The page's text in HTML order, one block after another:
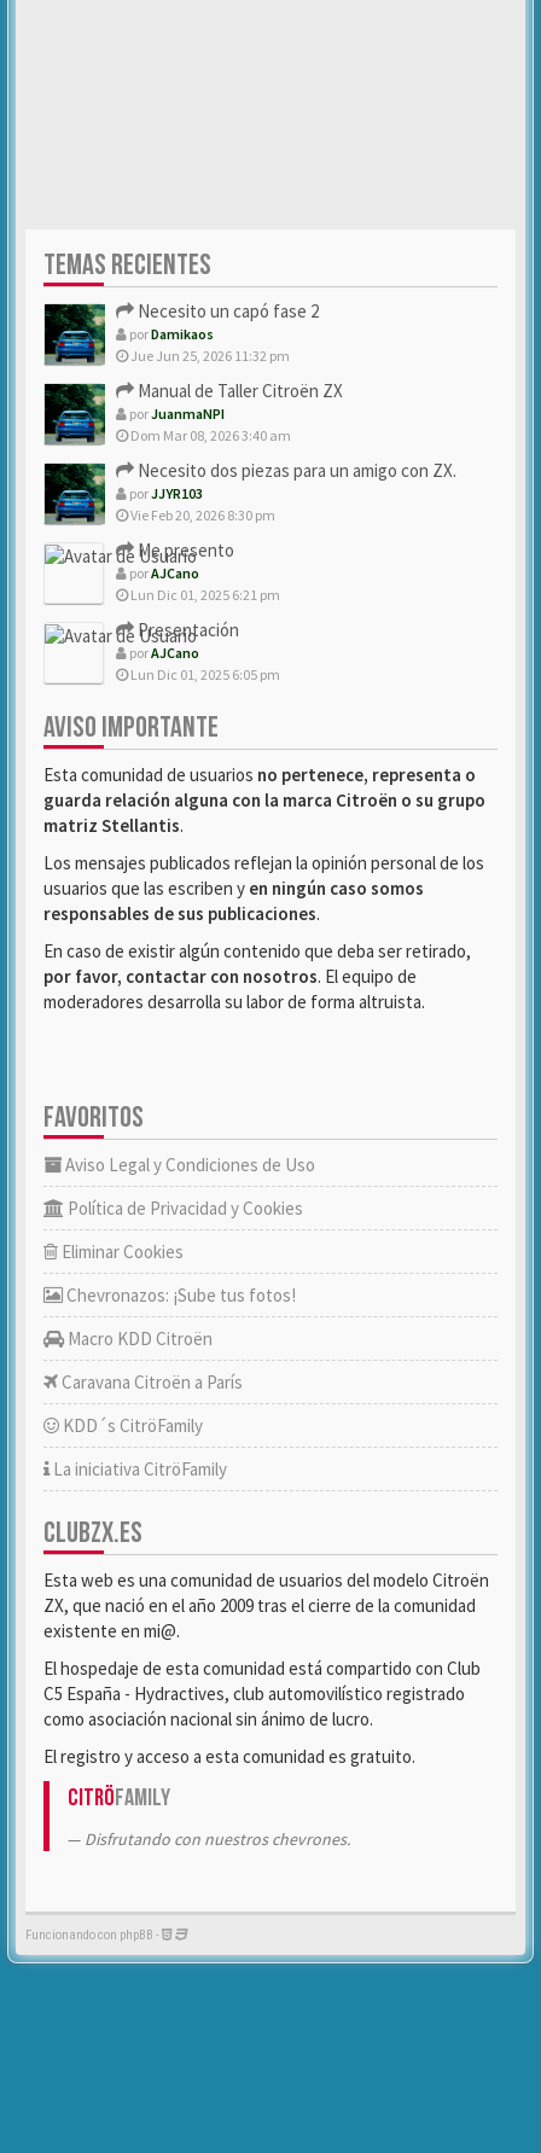
TEMAS RECIENTES
Necesito un capó fase 2
porDamikaos
Jue Jun 25, 2026 11:32 pm
Manual de Taller Citroën ZX
porJuanmaNPI
Dom Mar 08, 2026 3:40 am
Necesito dos piezas para un amigo con ZX.
porJJYR103
Vie Feb 20, 2026 8:30 pm
Me presento
porAJCano
Lun Dic 01, 2025 6:21 pm
Presentación
porAJCano
Lun Dic 01, 2025 6:05 pm
AVISO IMPORTANTE
Esta comunidad de usuarios no pertenece, representa o
guarda relación alguna con la marca Citroën o su grupo
matriz Stellantis.
Los mensajes publicados reflejan la opinión personal de los
usuarios que las escriben y en ningún caso somos
responsables de sus publicaciones.
En caso de existir algún contenido que deba ser retirado,
por favor, contactar con nosotros. El equipo de
moderadores desarrolla su labor de forma altruista.
FAVORITOS
Aviso Legal y Condiciones de Uso
Política de Privacidad y Cookies
Eliminar Cookies
Chevronazos: ¡Sube tus fotos!
Macro KDD Citroën
Caravana Citroën a París
KDD´s CitröFamily
La iniciativa CitröFamily
CLUBZX.ES
Esta web es una comunidad de usuarios del modelo Citroën
ZX, que nació en el año 2009 tras el cierre de la comunidad
existente en mi@.
El hospedaje de esta comunidad está compartido con Club
C5 España - Hydractives, club automovilístico registrado
como asociación nacional sin ánimo de lucro.
El registro y acceso a esta comunidad es gratuito.
CitröFamily
Disfrutando con nuestros chevrones.
Funcionando con phpBB -